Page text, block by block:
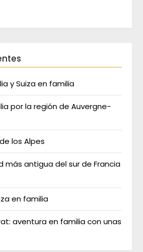
y Suiza en familia
por la región de Auvergne-
los Alpes
más antigua del sur de Francia
en familia
aventura en familia con unas